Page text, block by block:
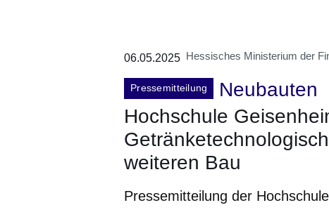
06.05.2025 Hessisches Ministerium der
Pressemitteilung
Neubauten
Hochschule
weiteren Bau
Pressemitteilung der